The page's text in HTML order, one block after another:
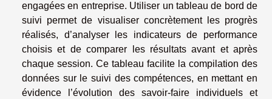
engagées en entreprise. Utiliser un tableau de bord de
suivi permet de visualiser concrètement les progrès
réalisés, d’analyser les indicateurs de performance
choisis et de comparer les résultats avant et après
chaque session. Ce tableau facilite la compilation des
données sur le suivi des compétences, en mettant en
évidence l’évolution des savoir-faire individuels et